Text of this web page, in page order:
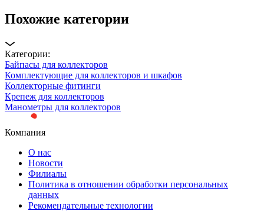
Похожие категории
Категории:
Байпасы для коллекторов
Комплектующие для коллекторов и шкафов
Коллекторные фитинги
Крепеж для коллекторов
Манометры для коллекторов
Компания
О нас
Новости
Филиалы
Политика в отношении обработки персональных
данных
Рекомендательные технологии